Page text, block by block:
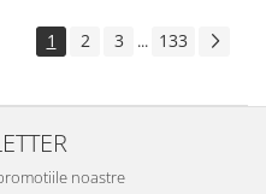
1 2 3 ... 133
noastre